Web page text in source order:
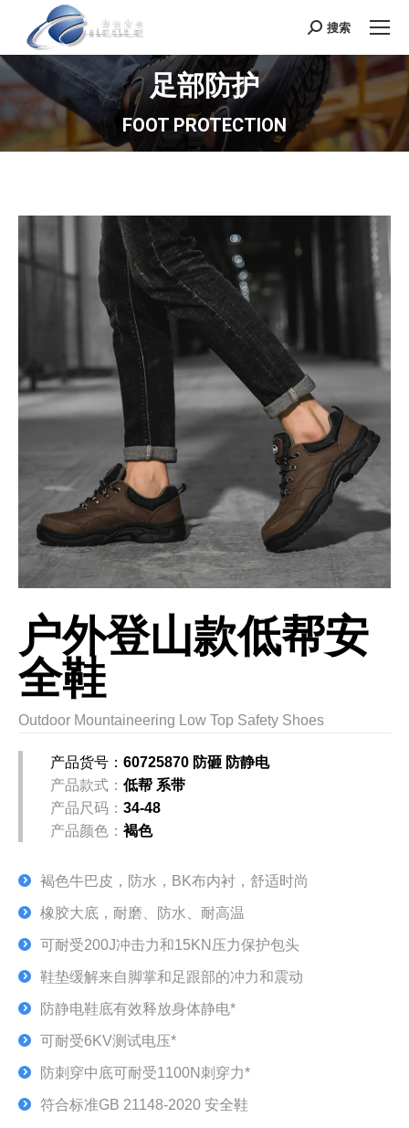
Search:
搜索
足部防护
FOOT PROTECTION
户外登山款低帮安
全鞋
Outdoor Mountaineering Low Top Safety Shoes
产品货号： 60725870 防砸 防静电
产品款式： 低帮 系带
产品尺码： 34-48
产品颜色： 褐色
褐色牛巴皮，防水，BK布内衬，舒适时尚
橡胶大底，耐磨、防水、耐高温
可耐受200J冲击力和15KN压力保护包头
鞋垫缓解来自脚掌和足跟部的冲力和震动
防静电鞋底有效释放身体静电*
可耐受6KV测试电压*
防刺穿中底可耐受1100N刺穿力*
符合标准GB 21148-2020 安全鞋